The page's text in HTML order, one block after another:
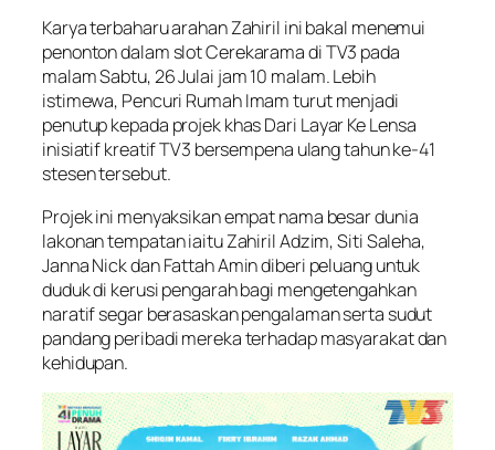
Karya terbaharu arahan Zahiril ini bakal menemui
penonton dalam slotCerekaramadi TV3 pada
malam Sabtu, 26 Julai jam 10 malam. Lebih
istimewa, Pencuri Rumah Imamturut menjadi
penutup kepada projek khasDari Layar Ke Lensa
inisiatif kreatif TV3 bersempena ulang tahun ke-41
stesen tersebut.
Projek ini menyaksikan empat nama besar dunia
lakonan tempatan iaitu Zahiril Adzim, Siti Saleha,
Janna Nick dan Fattah Amin diberi peluang untuk
duduk di kerusi pengarah bagi mengetengahkan
naratif segar berasaskan pengalaman serta sudut
pandang peribadi mereka terhadap masyarakat dan
kehidupan.